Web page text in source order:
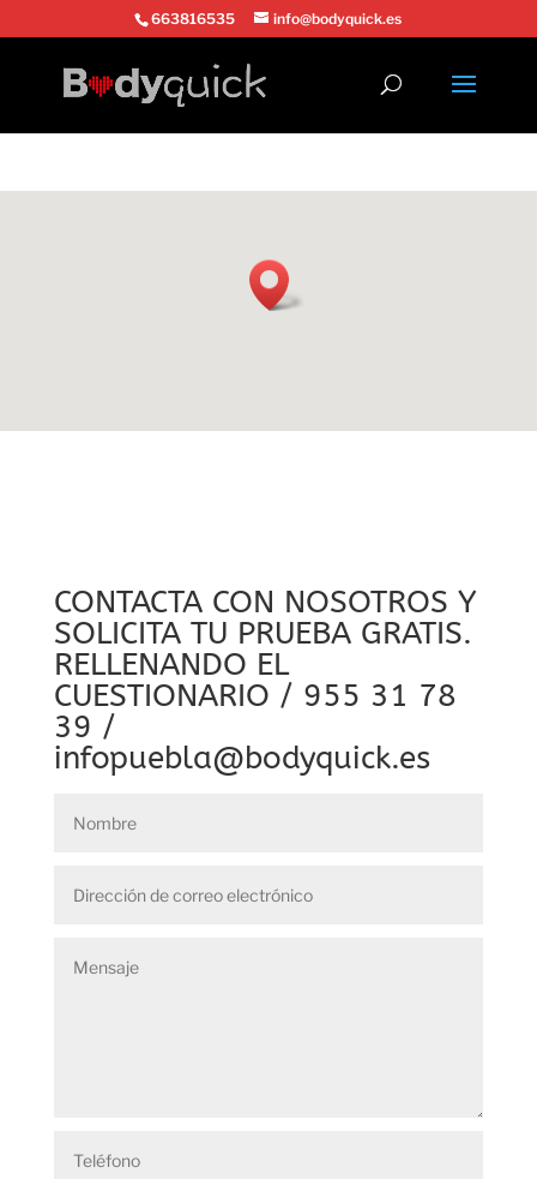
663816535 info@bodyquick.es
CONTACTA CON NOSOTROS Y
SOLICITA TU PRUEBA GRATIS.
RELLENANDO EL
CUESTIONARIO / 955 31 78
39 /
infopuebla@bodyquick.es